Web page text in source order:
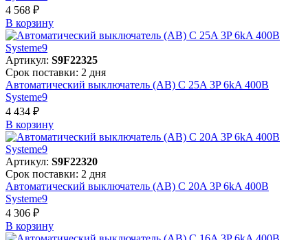
4 568 ₽
В корзинy
Артикул: S9F22325
Срок поставки: 2 дня
Автоматический выключатель (АВ) C 25A 3P 6kA 400В
Systeme9
4 434 ₽
В корзинy
Артикул: S9F22320
Срок поставки: 2 дня
Автоматический выключатель (АВ) C 20A 3P 6kA 400В
Systeme9
4 306 ₽
В корзинy